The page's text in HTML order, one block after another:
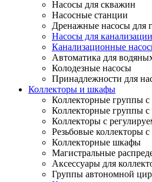
Насосы для скважин
Насосные станции
Дренажные насосы для
Насосы для
Канализационные
Автоматика для
Колодезные насосы
Принадлежности для
Коллекторы и шкафы
Коллекторные группы с
Коллекторные группы с
Коллекторы с
Резьбовые коллекторы
Коллекторные шкафы
Магистральные
Аксессуары для
Группы автономной